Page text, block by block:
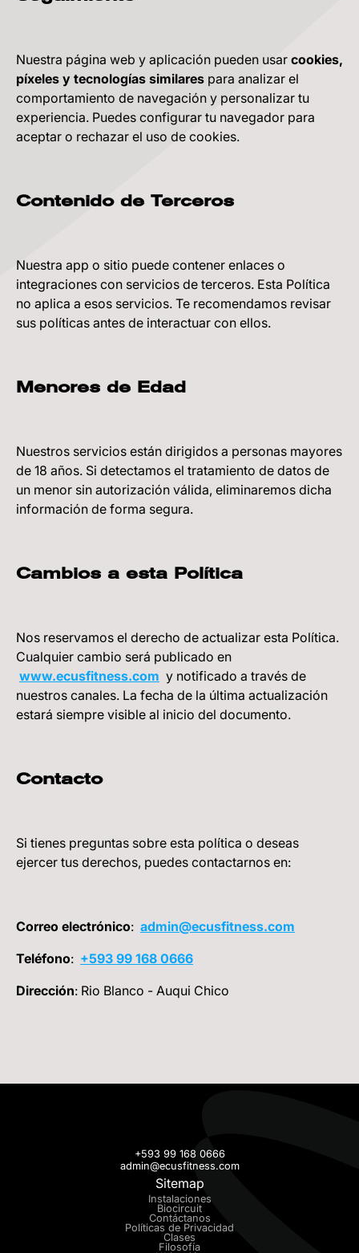
Nuestra página web y aplicación pueden usar cookies,
píxeles y tecnologías similares para analizar el
comportamiento de navegación y personalizar tu
experiencia. Puedes configurar tu navegador para
aceptar o rechazar el uso de cookies.
Contenido de Terceros
Nuestra app o sitio puede contener enlaces o
integraciones con servicios de terceros. Esta Política
no aplica a esos servicios. Te recomendamos revisar
sus políticas antes de interactuar con ellos.
Menores de Edad
Nuestros servicios están dirigidos a personas mayores
de 18 años. Si detectamos el tratamiento de datos de
un menor sin autorización válida, eliminaremos dicha
información de forma segura.
Cambios a esta Política
Nos reservamos el derecho de actualizar esta Política.
Cualquier cambio será publicado en
www.ecusfitness.com y notificado a través de
nuestros canales. La fecha de la última actualización
estará siempre visible al inicio del documento.
Contacto
Si tienes preguntas sobre esta política o deseas
ejercer tus derechos, puedes contactarnos en:
Correo electrónico: admin@ecusfitness.com
Teléfono: +593 99 168 0666
Dirección: Rio Blanco - Auqui Chico
+593 99 168 0666
admin@ecusfitness.com
Sitemap
Instalaciones
Biocircuit
Contáctanos
Políticas de Privacidad
Clases
Filosofía